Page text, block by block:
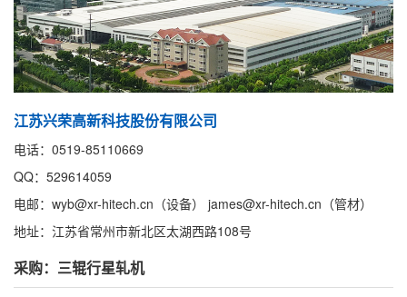
江苏兴荣高新科技股份有限公司
电话：0519-85110669
QQ：529614059
电邮：wyb@xr-hitech.cn（设备） james@xr-hitech.cn（管材）
地址：江苏省常州市新北区太湖西路108号
采购：三辊行星轧机